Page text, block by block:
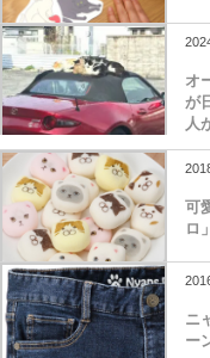
オ
が
人
可
ロ
ニ
ー